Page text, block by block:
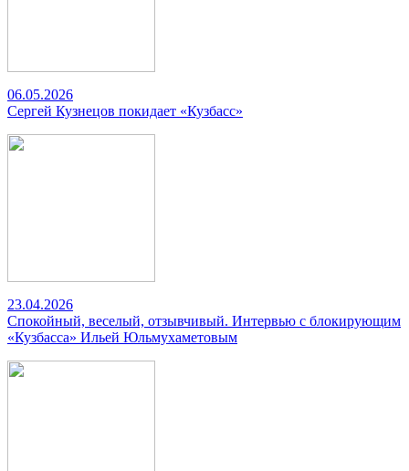
06.05.2026
Сергей Кузнецов покидает «Кузбасс»
23.04.2026
Спокойный, веселый, отзывчивый. Интервью с блокирующим
«Кузбасса» Ильей Юльмухаметовым